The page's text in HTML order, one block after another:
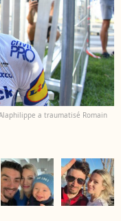
a traumatisé Romain